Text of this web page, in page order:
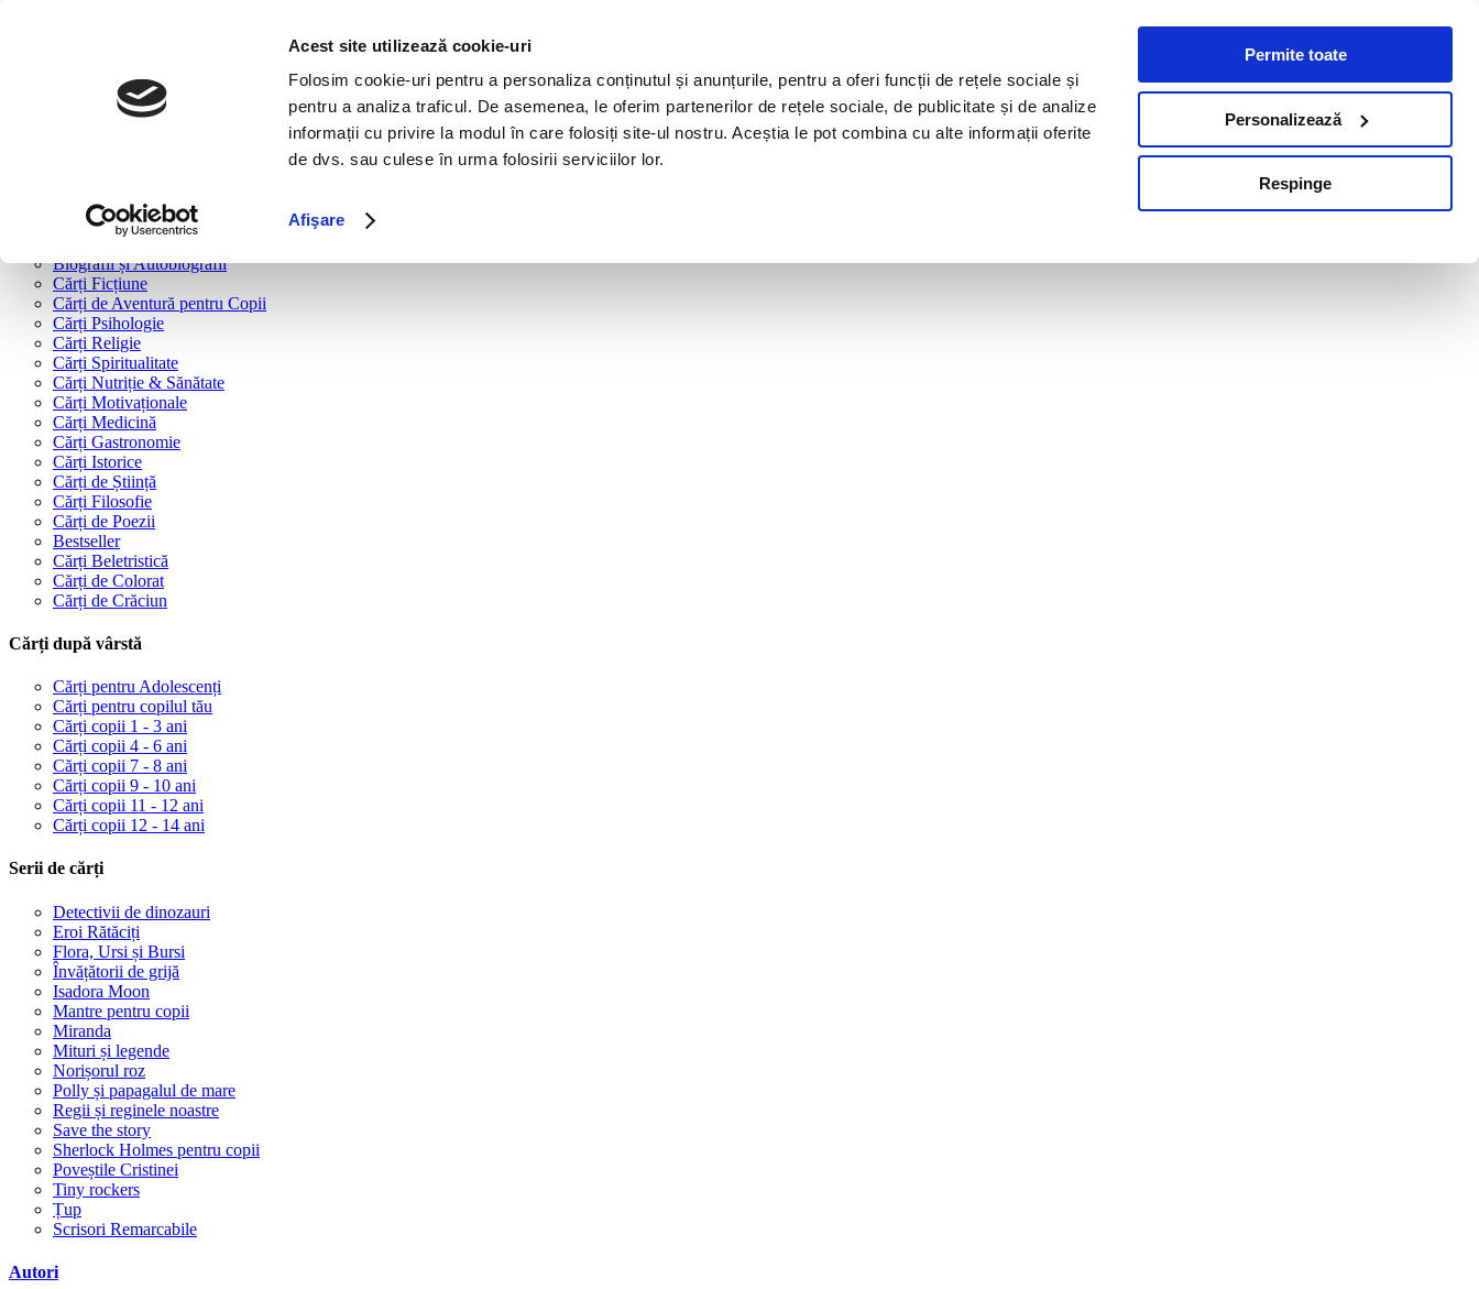
Acest site utilizează cookie-uri
Folosim cookie-uri pentru a personaliza conținutul și anunțurile, pentru a oferi funcții de rețele sociale și
pentru a analiza traficul. De asemenea, le oferim partenerilor de rețele sociale, de publicitate și de analize
informații cu privire la modul în care folosiți site-ul nostru. Aceștia le pot combina cu alte informații oferite
de dvs. sau culese în urma folosirii serviciilor lor.
Afişare
Permite toate
Personalizează
Respinge
Cărți după tipologie
Cărți Dezvoltare Personală
Cărți Familie & Cuplu
Biografii și Autobiografii
Cărți Ficțiune
Cărți de Aventură pentru Copii
Cărți Psihologie
Cărți Religie
Cărți Spiritualitate
Cărți Nutriție & Sănătate
Cărți Motivaționale
Cărți Medicină
Cărți Gastronomie
Cărți Istorice
Cărți de Știință
Cărți Filosofie
Cărți de Poezii
Bestseller
Cărți Beletristică
Cărți de Colorat
Cărți de Crăciun
Cărți după vârstă
Cărți pentru Adolescenți
Cărți pentru copilul tău
Cărți copii 1 - 3 ani
Cărți copii 4 - 6 ani
Cărți copii 7 - 8 ani
Cărți copii 9 - 10 ani
Cărți copii 11 - 12 ani
Cărți copii 12 - 14 ani
Serii de cărți
Detectivii de dinozauri
Eroi Rătăciți
Flora, Ursi și Bursi
Învățătorii de grijă
Isadora Moon
Mantre pentru copii
Miranda
Mituri și legende
Norișorul roz
Polly și papagalul de mare
Regii și reginele noastre
Save the story
Sherlock Holmes pentru copii
Poveștile Cristinei
Tiny rockers
Țup
Scrisori Remarcabile
Autori